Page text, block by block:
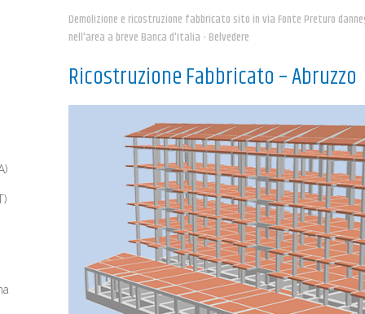
Demolizione e ricostruzione fabbricato sito in via Fonte Preturo
nell'area a breve Banca d'Italia - Belvedere
Ricostruzione Fabbricato – Abruzzo